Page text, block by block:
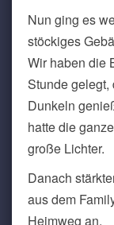
Nun ging es
stöckiges
Wir haben die
Stunde
Dunkeln
hatte die
große Lichter.
Danach
aus dem
Heimweg an.